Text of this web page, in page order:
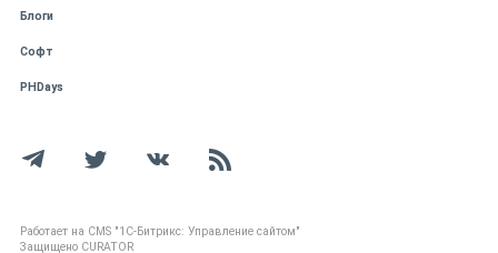
Блоги
Софт
PHDays
Работает на CMS "1С-Битрикс: Управление сайтом"
Защищено CURATOR